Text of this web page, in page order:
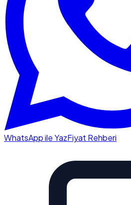
WhatsApp ile YazFiyat Rehberi